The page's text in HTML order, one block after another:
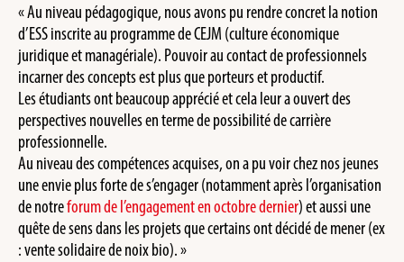
« Au niveau pédagogique, nous avons pu rendre concret la notion
d’ESS inscrite au programme de CEJM (culture économique
juridique et managériale). Pouvoir au contact de professionnels
incarner des concepts est plus que porteurs et productif.
Les étudiants ont beaucoup apprécié et cela leur a ouvert des
perspectives nouvelles en terme de possibilité de carrière
professionnelle.
Au niveau des compétences acquises, on a pu voir chez nos jeunes
une envie plus forte de s’engager (notamment après l’organisation
de notreforum de l’engagement en octobre dernier) et aussi une
quête de sens dans les projets que certains ont décidé de mener (ex
: vente solidaire de noix bio). »